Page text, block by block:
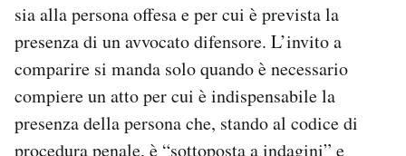
sia alla persona offesa e per cui è prevista la
presenza di un avvocato difensore. L’invito a
comparire si manda solo quando è necessario
compiere un atto per cui è indispensabile la
presenza della persona che, stando al codice di
procedura penale, è “sottoposta a indagini” e